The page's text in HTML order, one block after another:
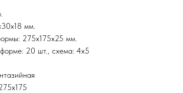
мм.
275х175х25 мм.
20 шт., схема: 4х5